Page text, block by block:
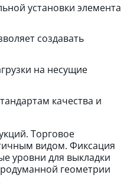
установки элемента
создавать
на несущие
качества и
Торговое
видом. Фиксация
уровни для выкладки
геометрии